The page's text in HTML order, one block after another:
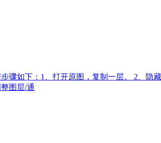
步骤如下：1、打开原图，复制一层。 2、
图层/通